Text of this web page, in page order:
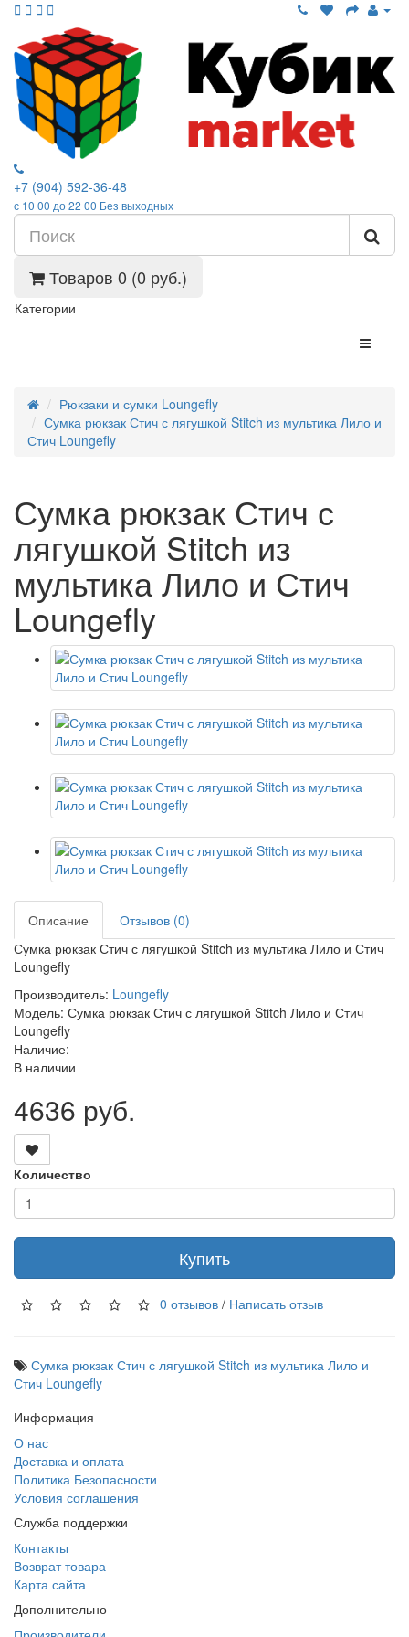
+7 (904) 592-36-48
с 10 00 до 22 00 Без выходных
Товаров 0 (0 руб.)
Категории
Рюкзаки и сумки Loungefly
Сумка рюкзак Стич с лягушкой Stitch из мультика Лило и
Стич Loungefly
Сумка рюкзак Стич с
лягушкой Stitch из
мультика Лило и Стич
Loungefly
Описание
Отзывов (0)
Сумка рюкзак Стич с лягушкой Stitch из мультика Лило и Стич
Loungefly
Производитель: Loungefly
Модель: Сумка рюкзак Стич с лягушкой Stitch Лило и Стич
Loungefly
Наличие:
В наличии
4636 руб.
Количество
Купить
0 отзывов / Написать отзыв
Сумка рюкзак Стич с лягушкой Stitch из мультика Лило и
Стич Loungefly
Информация
О нас
Доставка и оплата
Политика Безопасности
Условия соглашения
Служба поддержки
Контакты
Возврат товара
Карта сайта
Дополнительно